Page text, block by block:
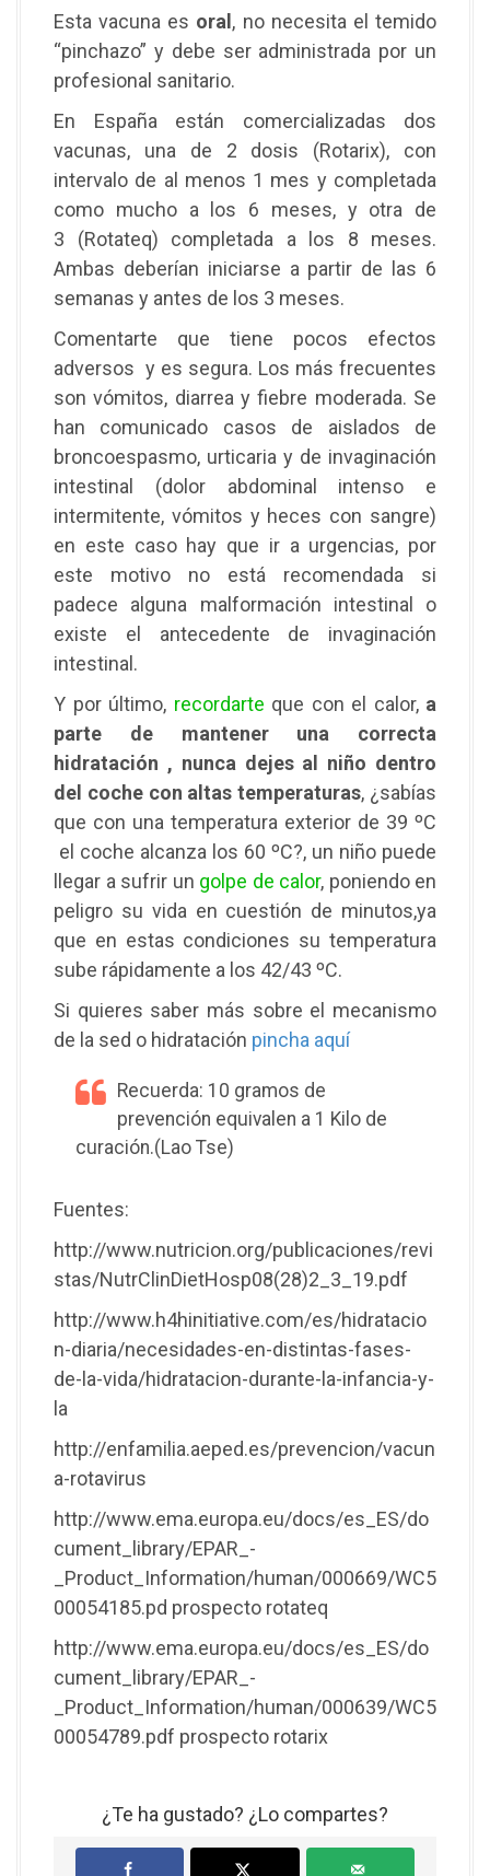
Esta vacuna es oral, no necesita el temido
“pinchazo” y debe ser administrada por un
profesional sanitario.
En España están comercializadas dos
vacunas, una de 2 dosis (Rotarix), con
intervalo de al menos 1 mes y completada
como mucho a los 6 meses, y otra de
3 (Rotateq) completada a los 8 meses.
Ambas deberían iniciarse a partir de las 6
semanas y antes de los 3 meses.
Comentarte que tiene pocos efectos
adversos y es segura. Los más frecuentes
son vómitos, diarrea y fiebre moderada. Se
han comunicado casos de aislados de
broncoespasmo, urticaria y de invaginación
intestinal (dolor abdominal intenso e
intermitente, vómitos y heces con sangre)
en este caso hay que ir a urgencias, por
este motivo no está recomendada si
padece alguna malformación intestinal o
existe el antecedente de invaginación
intestinal.
Y por último, recordarte que con el calor, a
parte de mantener una correcta
hidratación , nunca dejes al niño dentro
del coche con altas temperaturas, ¿sabías
que con una temperatura exterior de 39 ºC
el coche alcanza los 60 ºC?, un niño puede
llegar a sufrir un golpe de calor, poniendo en
peligro su vida en cuestión de minutos,ya
que en estas condiciones su temperatura
sube rápidamente a los 42/43 ºC.
Si quieres saber más sobre el mecanismo
de la sed o hidratación pincha aquí
Recuerda: 10 gramos de
prevención equivalen a 1 Kilo de
curación.(Lao Tse)
Fuentes:
http://www.nutricion.org/publicaciones/revi
stas/NutrClinDietHosp08(28)2_3_19.pdf
http://www.h4hinitiative.com/es/hidratacio
n-diaria/necesidades-en-distintas-fases-
de-la-vida/hidratacion-durante-la-infancia-y-
la
http://enfamilia.aeped.es/prevencion/vacun
a-rotavirus
http://www.ema.europa.eu/docs/es_ES/do
cument_library/EPAR_-
_Product_Information/human/000669/WC5
00054185.pd prospecto rotateq
http://www.ema.europa.eu/docs/es_ES/do
cument_library/EPAR_-
_Product_Information/human/000639/WC5
00054789.pdf prospecto rotarix
¿Te ha gustado? ¿Lo compartes?